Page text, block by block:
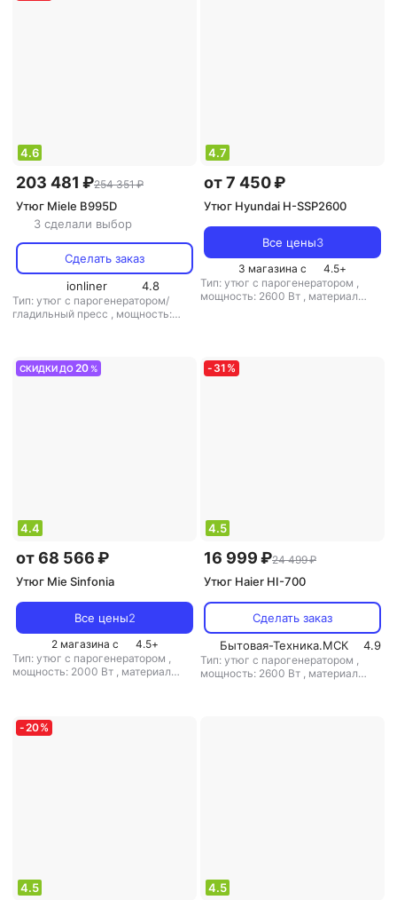
4.6
203 481 ₽254 351 ₽
Утюг Miele B995D
3 сделали выбор
Сделать заказ
ionliner
4.8
Тип: утюг с парогенератором/
гладильный пресс , мощность:
4.7
от 7 450 ₽
Утюг Hyundai H-SSP2600
Все цены3
3 магазина с 4.5+
Тип: утюг с парогенератором ,
мощность: 2600 Вт , материал
СКИДКИ ДО20 %
4.4
от 68 566 ₽
Утюг Mie Sinfonia
Все цены2
2 магазина с 4.5+
Тип: утюг с парогенератором ,
мощность: 2000 Вт , материал
- 31 %
4.5
16 999 ₽24 499 ₽
Утюг Haier HI-700
Сделать заказ
Бытовая-Техника.МСК
4.9
Тип: утюг с парогенератором ,
мощность: 2600 Вт , материал
-20%
4.5 4.5